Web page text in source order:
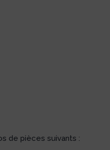
de pièces suivants :